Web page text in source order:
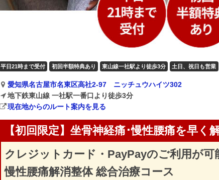
平日21時まで受付 初回半額特典あり 東山線一社駅より徒歩3分 土日、祝日も営業
愛知県名古屋市名東区高社2-97 ニッチュウハイツ302
地下鉄東山線 一社駅一番口より徒歩3分
現在地からのルート案内を見る
【初回限定】坐骨神経痛･慢性腰痛を早く
クレジットカード・PayPayのご利用が可
慢性腰痛解消整体 総合治療コース